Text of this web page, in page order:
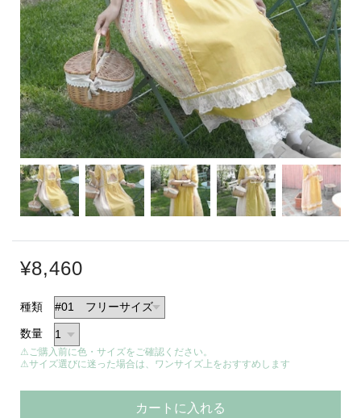
¥8,460
種類
数量
⚠ご購入前に色・サイズをご確認ください。
⚠サイズ選びに迷った場合は、ワンサイズ上をおすすめします
カートに入れる